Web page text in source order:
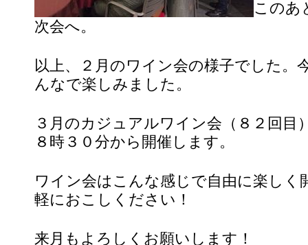
このあ
次会へ。
以上、２月のワイン会の様子でした。
んなで楽しみました。
３月のカジュアルワイン会（８２回目
８時３０分から開催します。
ワイン会はこんな感じで自由に楽しく
軽におこしください！
来月もよろしくお願いします！